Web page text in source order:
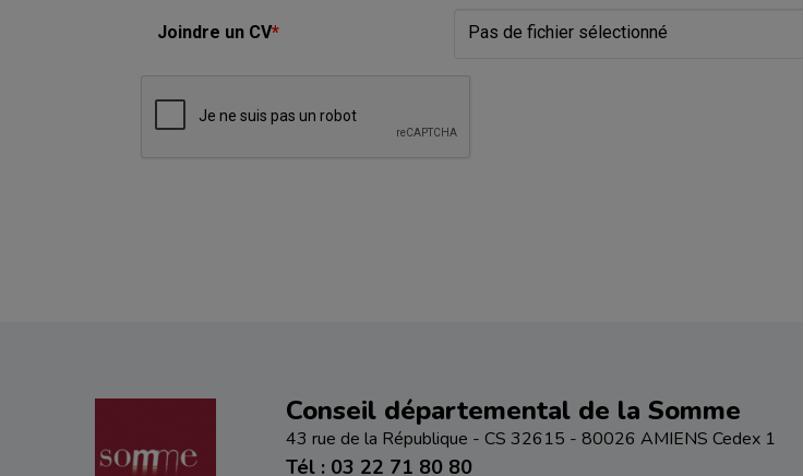
Joindre un CV* Pas de fichier sélectionné
Conseil départemental de la Somme
43 rue de la République - CS 32615 - 80026 AMIENS Cedex 1
Tél : 03 22 71 80 80